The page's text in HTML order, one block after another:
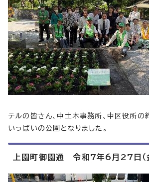
テルの皆さん、中土木事務所、中区役所
いっぱいの公園となりました。
上園町御園通 令和7年6月27日（